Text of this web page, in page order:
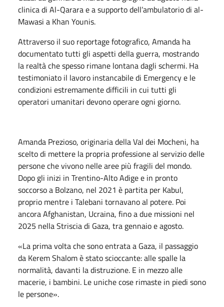
clinica di Al-Qarara e a supporto dell’ambulatorio di al-
Mawasi a Khan Younis.
Attraverso il suo reportage fotografico, Amanda ha
documentato tutti gli aspetti della guerra, mostrando
la realtà che spesso rimane lontana dagli schermi. Ha
testimoniato il lavoro instancabile di Emergency e le
condizioni estremamente difficili in cui tutti gli
operatori umanitari devono operare ogni giorno.
Amanda Prezioso, originaria della Val dei Mocheni, ha
scelto di mettere la propria professione al servizio delle
persone che vivono nelle aree più fragili del mondo.
Dopo gli inizi in Trentino-Alto Adige e in pronto
soccorso a Bolzano, nel 2021 è partita per Kabul,
proprio mentre i Talebani tornavano al potere. Poi
ancora Afghanistan, Ucraina, fino a due missioni nel
2025 nella Striscia di Gaza, tra gennaio e agosto.
«La prima volta che sono entrata a Gaza, il passaggio
da Kerem Shalom è stato scioccante: alle spalle la
normalità, davanti la distruzione. E in mezzo alle
macerie, i bambini. Le uniche cose rimaste in piedi sono
le persone».